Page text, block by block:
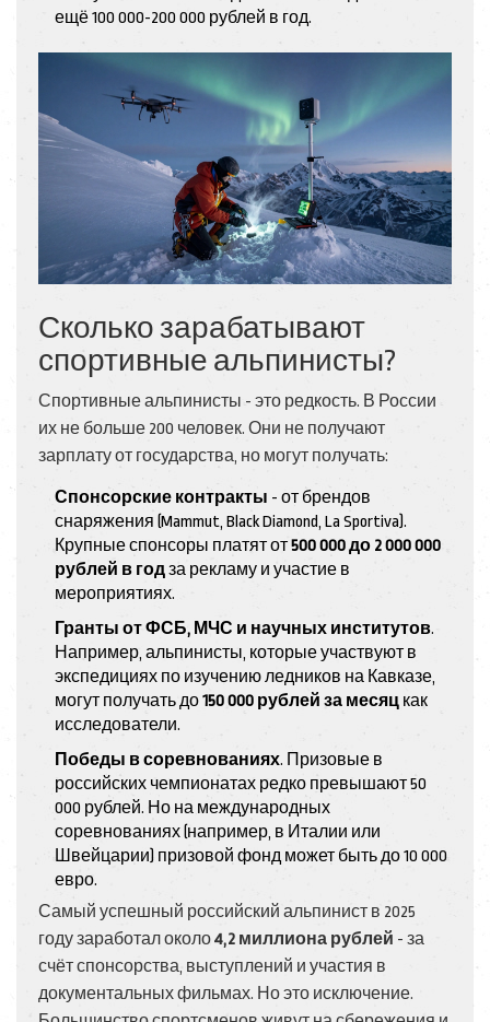
ещё 100 000-200 000 рублей в год.
Сколько зарабатывают
спортивные альпинисты?
Спортивные альпинисты - это редкость. В России
их не больше 200 человек. Они не получают
зарплату от государства, но могут получать:
Спонсорские контракты - от брендов
снаряжения (Mammut, Black Diamond, La Sportiva).
Крупные спонсоры платят от500 000 до 2 000 000
рублей в годза рекламу и участие в
мероприятиях.
Гранты от ФСБ, МЧС и научных институтов.
Например, альпинисты, которые участвуют в
экспедициях по изучению ледников на Кавказе,
могут получать до150 000 рублей за месяц как
исследователи.
Победы в соревнованиях. Призовые в
российских чемпионатах редко превышают 50
000 рублей. Но на международных
соревнованиях (например, в Италии или
Швейцарии) призовой фонд может быть до 10 000
евро.
Самый успешный российский альпинист в 2025
году заработал около4,2 миллиона рублей - за
счёт спонсорства, выступлений и участия в
документальных фильмах. Но это исключение.